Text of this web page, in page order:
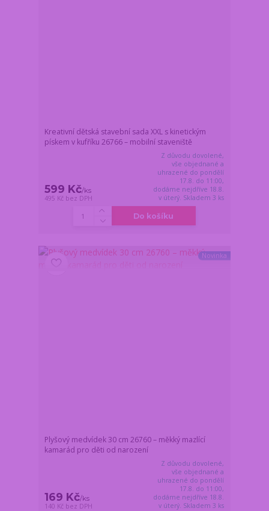
Kreativní dětská stavební sada XXL s kinetickým
pískem v kufříku 26766 – mobilní staveniště
599 Kč/ks
495 Kč bez DPH
Z důvodu dovolené,
vše objednané a
uhrazené do pondělí
17.8. do 11:00,
dodáme nejdříve 18.8.
v úterý. Skladem 3 ks
Do košíku
Novinka
Plyšový medvídek 30 cm 26760 – měkký mazlící
kamarád pro děti od narození
169 Kč/ks
140 Kč bez DPH
Z důvodu dovolené,
vše objednané a
uhrazené do pondělí
17.8. do 11:00,
dodáme nejdříve 18.8.
v úterý. Skladem 3 ks